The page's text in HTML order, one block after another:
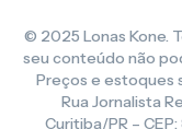
© 2025 Lonas Kone.
seu conteúdo não
Preços e estoques
Rua Jornalista
Curitiba/PR –